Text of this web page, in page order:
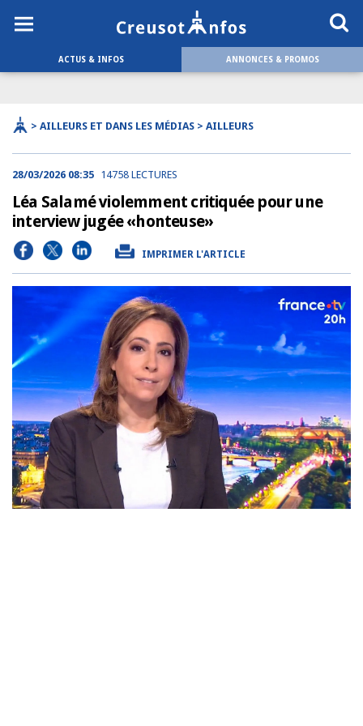
ACTUS & INFOS ANNONCES & PROMOS
> AILLEURS ET DANS LES MÉDIAS > AILLEURS
28/03/2026 08:35 14758 LECTURES
Léa Salamé violemment critiquée pour une
interview jugée «honteuse»
IMPRIMER L'ARTICLE